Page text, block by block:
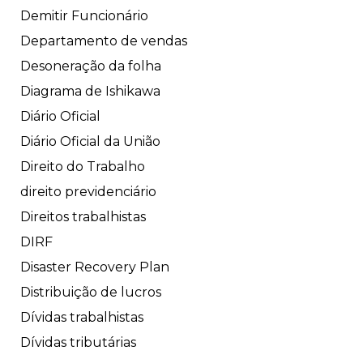
Demitir Funcionário
Departamento de vendas
Desoneração da folha
Diagrama de Ishikawa
Diário Oficial
Diário Oficial da União
Direito do Trabalho
direito previdenciário
Direitos trabalhistas
DIRF
Disaster Recovery Plan
Distribuição de lucros
Dívidas trabalhistas
Dívidas tributárias